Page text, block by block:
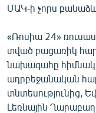
ԲԱՆԱՎԵՃ
ՁԳՏԵԼՈՎ
ՓՈԴՔԱՍԹ
Հայերեն
English
ՄԱԿ-ի չորս
«Ռոսիա 24»
տված բացառիկ
նախագահը
ադրբեջանական
տնտեսությունից,
Լեռնային